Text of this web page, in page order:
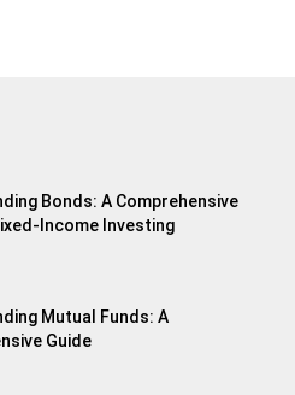
Bonds: A Comprehensive
Income Investing
Mutual Funds: A
Guide